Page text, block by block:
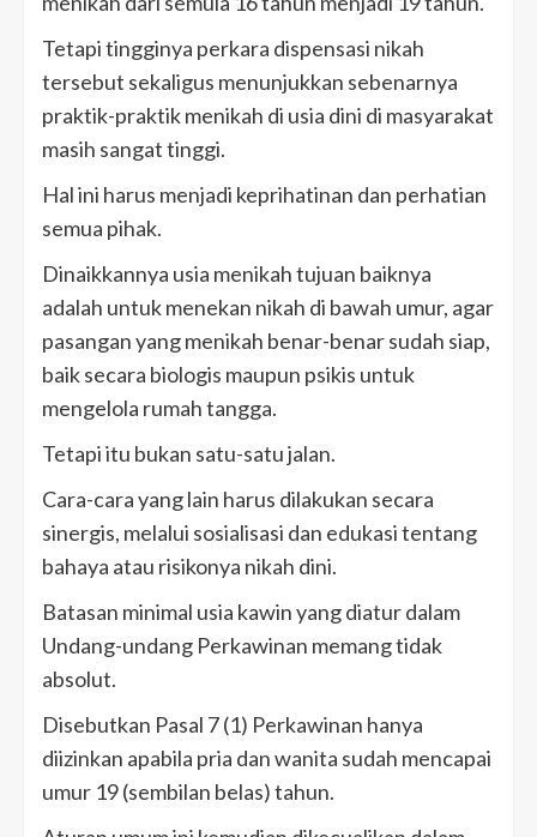
Tetapi tingginya perkara dispensasi nikah
tersebut sekaligus menunjukkan sebenarnya
praktik-praktik menikah di usia dini di masyarakat
masih sangat tinggi.
Hal ini harus menjadi keprihatinan dan perhatian
semua pihak.
Dinaikkannya usia menikah tujuan baiknya
adalah untuk menekan nikah di bawah umur, agar
pasangan yang menikah benar-benar sudah siap,
baik secara biologis maupun psikis untuk
mengelola rumah tangga.
Tetapi itu bukan satu-satu jalan.
Cara-cara yang lain harus dilakukan secara
sinergis, melalui sosialisasi dan edukasi tentang
bahaya atau risikonya nikah dini.
Batasan minimal usia kawin yang diatur dalam
Undang-undang Perkawinan memang tidak
absolut.
Disebutkan Pasal 7 (1) Perkawinan hanya
diizinkan apabila pria dan wanita sudah mencapai
umur 19 (sembilan belas) tahun.